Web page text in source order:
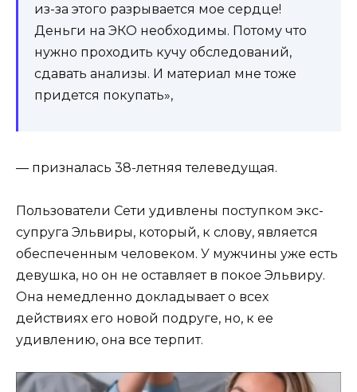
из-за этого разрывается мое сердце!
Деньги на ЭКО необходимы. Потому что
нужно проходить кучу обследований,
сдавать анализы. И материал мне тоже
придется покупать»,
— призналась 38-летняя телеведущая.
Пользователи Сети удивлены поступком экс-
супруга Эльвиры, который, к слову, является
обеспеченным человеком. У мужчины уже есть
девушка, но он не оставляет в покое Эльвиру.
Она немедленно докладывает о всех
действиях его новой подруге, но, к ее
удивлению, она все терпит.